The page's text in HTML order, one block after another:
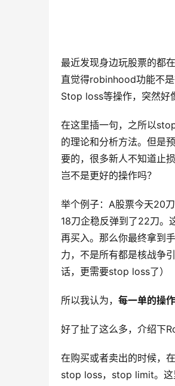
最近发现身边玩股票的都
直觉得robinhood功能不
Stop loss等操作，突然好
在这里插一句，之所以
的理论和分析方法。但是
要的，很多新人不知道止
岂不是更好的操作吗？
举个例子：A股票今天20
18刀企稳反弹到了22刀。
再买入。那么你最终拿到
力，不是所有都是核战争
话，更需要stop loss了）
所以我认为， 每一单的操
好了扯了这么多，介绍下
在购买或者卖出的时候，
stop loss，stop limit。这